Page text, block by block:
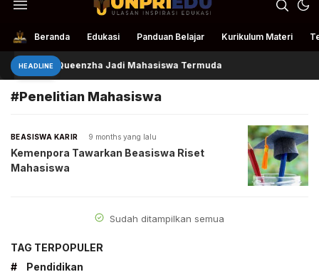
UnpriEdu
Ulasan Inspirasi Edukasi
Beranda Edukasi Panduan Belajar Kurikulum Materi
HEADLINEQueenzha Jadi Mahasiswa Termuda
#Penelitian Mahasiswa
BEASISWA KARIR 9 months yang lalu
Kemenpora Tawarkan Beasiswa Riset
Mahasiswa
Sudah ditampilkan semua
TAG TERPOPULER
#
Pendidikan